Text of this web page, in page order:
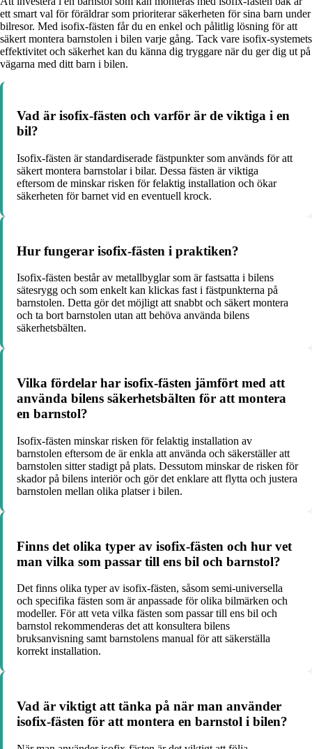
ett smart val för föräldrar som prioriterar säkerheten för sina barn under
bilresor. Med isofix-fästen får du en enkel och pålitlig lösning för att
säkert montera barnstolen i bilen varje gång. Tack vare isofix-systemets
effektivitet och säkerhet kan du känna dig tryggare när du ger dig ut på
vägarna med ditt barn i bilen.
Vad är isofix-fästen och varför är de viktiga i en
bil?
Isofix-fästen är standardiserade fästpunkter som används för att
säkert montera barnstolar i bilar. Dessa fästen är viktiga
eftersom de minskar risken för felaktig installation och ökar
säkerheten för barnet vid en eventuell krock.
Hur fungerar isofix-fästen i praktiken?
Isofix-fästen består av metallbyglar som är fastsatta i bilens
sätesrygg och som enkelt kan klickas fast i fästpunkterna på
barnstolen. Detta gör det möjligt att snabbt och säkert montera
och ta bort barnstolen utan att behöva använda bilens
säkerhetsbälten.
Vilka fördelar har isofix-fästen jämfört med att
använda bilens säkerhetsbälten för att montera
en barnstol?
Isofix-fästen minskar risken för felaktig installation av
barnstolen eftersom de är enkla att använda och säkerställer att
barnstolen sitter stadigt på plats. Dessutom minskar de risken för
skador på bilens interiör och gör det enklare att flytta och justera
barnstolen mellan olika platser i bilen.
Finns det olika typer av isofix-fästen och hur vet
man vilka som passar till ens bil och barnstol?
Det finns olika typer av isofix-fästen, såsom semi-universella
och specifika fästen som är anpassade för olika bilmärken och
modeller. För att veta vilka fästen som passar till ens bil och
barnstol rekommenderas det att konsultera bilens
bruksanvisning samt barnstolens manual för att säkerställa
korrekt installation.
Vad är viktigt att tänka på när man använder
isofix-fästen för att montera en barnstol i bilen?